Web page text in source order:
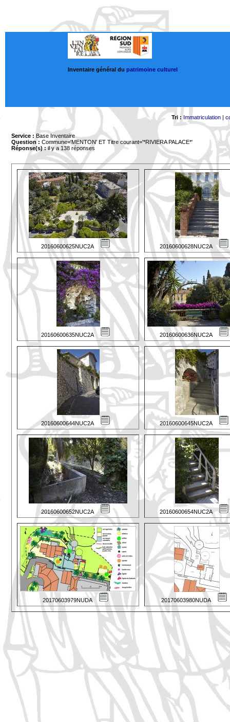
Inventaire général du patrimoine culturel
Tri : Immatriculation|
Service : Base Inventaire
Question : Commune='MENTON' ET Titre courant='*RIVIERA PALACE*'
Réponse(s) :il y a 138 réponses
20160600625NUC2A 20160600628NUC2A
20160600635NUC2A 20160600636NUC2A
20160600644NUC2A 20160600645NUC2A
20160600652NUC2A 20160600654NUC2A
20170603979NUDA 20170603980NUDA